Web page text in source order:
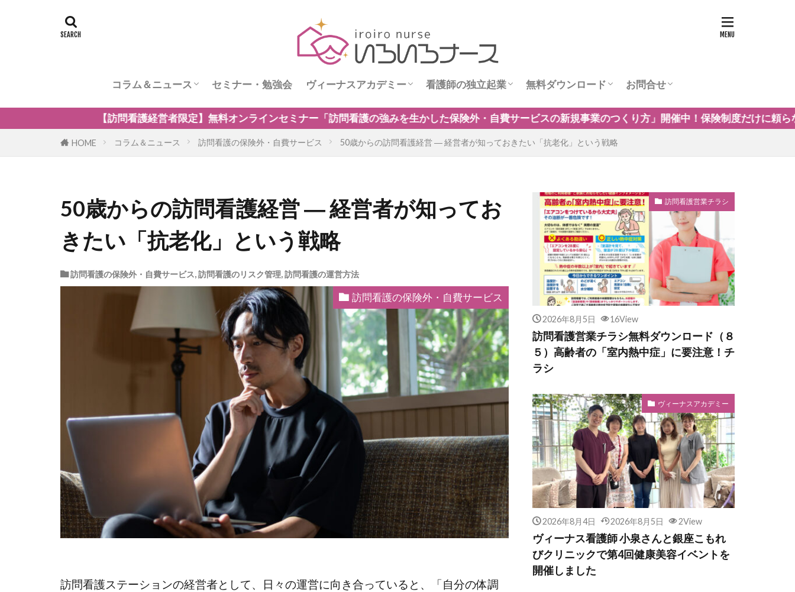
コラム＆ニュース
訪問看護のケア内容
訪問看護の管理者の役割
訪問看護のリスク管理
訪問看護の加算
訪問看護とナーシングホーム
訪問看護の自費・保険外サービス
訪問看護師のウェルビーング
小児の訪問看護
精神科訪問看護
訪問看護の法律
訪問看護師のマネジメント
セミナー・勉強会 ヴィーナスアカデミー
ヴィーナスニュース
看護師の独立起業
看護師独立インタビュー
無料ダウンロード
営業チラシテンプレート
訪問看護お役立ち資料
訪問看護の商圏調査
お問合せ
運営会社
営者限定】無料オンラインセミナー「訪問看護の強みを生かした保険外・自費サービスの新規事業のつくり方」開催中！保険制度だけに頼らない自費・保険外サービスの
HOME コラム＆ニュース 訪問看護の保険外・自費サービス 50歳からの訪問看護経営 ― 経営者が知っておきたい「抗老化」という戦略
50歳からの訪問看護経営 ― 経営者が知ってお
きたい「抗老化」という戦略
訪問看護の保険外・自費サービス,訪問看護のリスク管理,訪問看護の運営方法
訪問看護の保険外・自費サービス
訪問看護ステーションの経営者として、日々の運営に向き合っていると、「自分の体調
訪問看護営業チラシ
2026年8月5日 16View
訪問看護営業チラシ無料ダウンロード（８
５）高齢者の「室内熱中症」に要注意！チ
ラシ
ヴィーナスアカデミー
2026年8月4日 2026年8月5日 2View
ヴィーナス看護師 小泉さんと銀座こもれ
びクリニックで第4回健康美容イベントを
開催しました